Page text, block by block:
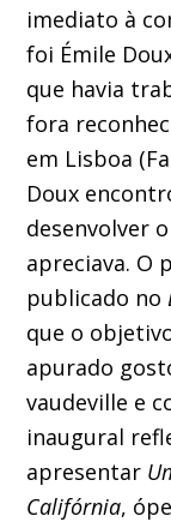
imediato à
foi Émile
que havia
fora
em Lisboa
Doux
desenvolver
apreciava. O
publicado no
que o
apurado
vaudeville e
inaugural
apresentar
Califórnia,